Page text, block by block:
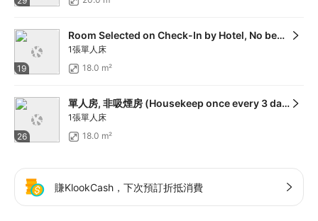
19
Room Selected on Check-In by Hotel, No bed type guarantee, Non Smoking (Housekeep once every 3 days)
1張單人床
18.0 m²
26
單人房, 非吸煙房 (Housekeep once every 3 days)
1張單人床
18.0 m²
賺KlookCash，下次預訂折抵消費